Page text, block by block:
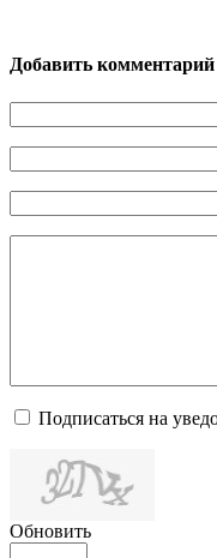
Добавить комментарий
Подписаться на
Обновить